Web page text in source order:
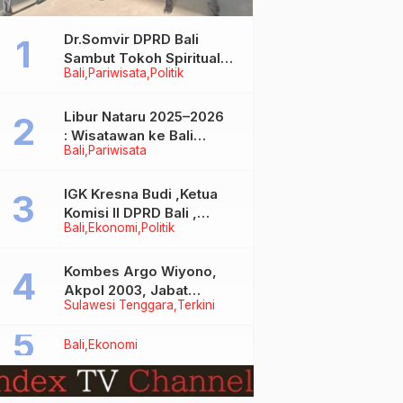
Bali Pariwisata Politik
Dr.Somvir DPRD Bali
Sambut Tokoh Spiritual
India Baba Bageshwar
Bali Pariwisata
Libur Nataru 2025–2026
: Wisatawan ke Bali
Meningkat, Isu Penurunan
Bali Ekonomi Politik
IGK Kresna Budi ,Ketua
Komisi II DPRD Bali ,
Angkat Bicara Soal
Bersubsidi Jenis Solar
Sulawesi Tenggara Terkini
Kombes Argo Wiyono,
Akpol 2003, Jabat
Dirlantas Polda Sultra
Bali Ekonomi